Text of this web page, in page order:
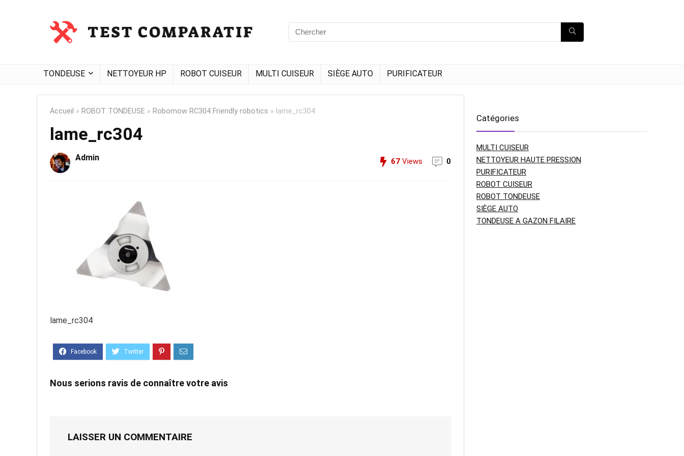
TONDEUSE NETTOYEUR HP ROBOT CUISEUR MULTI CUISEUR SIÈGE AUTO PURIFICATEUR
Accueil » ROBOT TONDEUSE » Robomow RC304 Friendly robotics » lame_rc304
lame_rc304
Admin 67 Views 0
lame_rc304
Nous serions ravis de connaître votre avis
LAISSER UN COMMENTAIRE
Catégories
MULTI CUISEUR
NETTOYEUR HAUTE PRESSION
PURIFICATEUR
ROBOT CUISEUR
ROBOT TONDEUSE
SIÈGE AUTO
TONDEUSE A GAZON FILAIRE